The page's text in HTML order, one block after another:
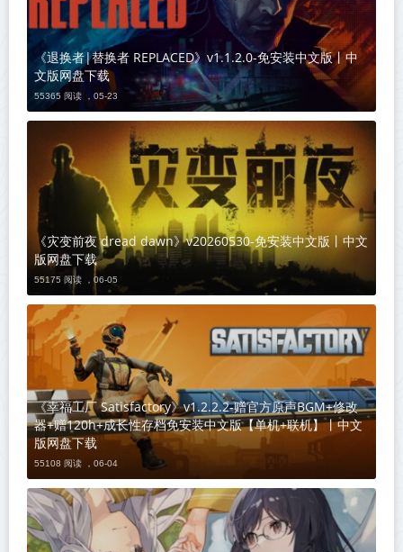
《退换者|替换者 REPLACED》v1.1.2.0-免安装中文版丨中
文版网盘下载
55365 阅读 ， 05-23
《灾变前夜 dread dawn》v20260530-免安装中文版丨中文
版网盘下载
55175 阅读 ， 06-05
《幸福工厂 Satisfactory》v1.2.2.2-赠官方原声BGM+修改
器+赠120h+成长性存档免安装中文版【单机+联机】丨中文
版网盘下载
55108 阅读 ， 06-04